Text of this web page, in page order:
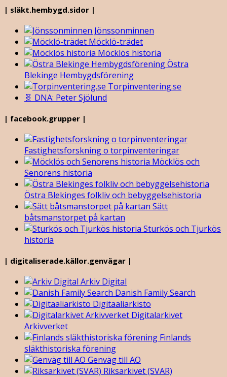
| släkt.hembygd.sidor |
Jönssonminnen
Möcklö-trädet
Möcklös historia
Östra
Blekinge Hembygdsförening
Torpinventering.se
🧬 DNA: Peter Sjölund
| facebook.grupper |
Fastighetsforskning o torpinventeringar
Möcklös och
Senorens historia
Östra Blekinges folkliv och bebyggelsehistoria
Sätt
båtsmanstorpet på kartan
Sturkös och Tjurkös
historia
| digitaliserade.källor.genvägar |
Arkiv Digital
Danish Family Search
Digitaaliarkisto
Digitalarkivet
Arkivverket
Finlands
släkthistoriska förening
Genväg till AO
Riksarkivet (SVAR)